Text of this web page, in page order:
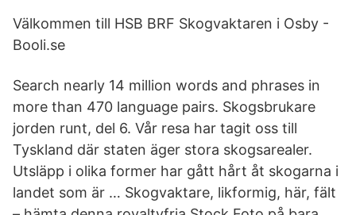
Välkommen till HSB BRF Skogvaktaren i Osby -
Booli.se
Search nearly 14 million words and phrases in
more than 470 language pairs. Skogsbrukare
jorden runt, del 6. Vår resa har tagit oss till
Tyskland där staten äger stora skogsarealer.
Utsläpp i olika former har gått hårt åt skogarna i
landet som är … Skogvaktare, likformig, här, fält